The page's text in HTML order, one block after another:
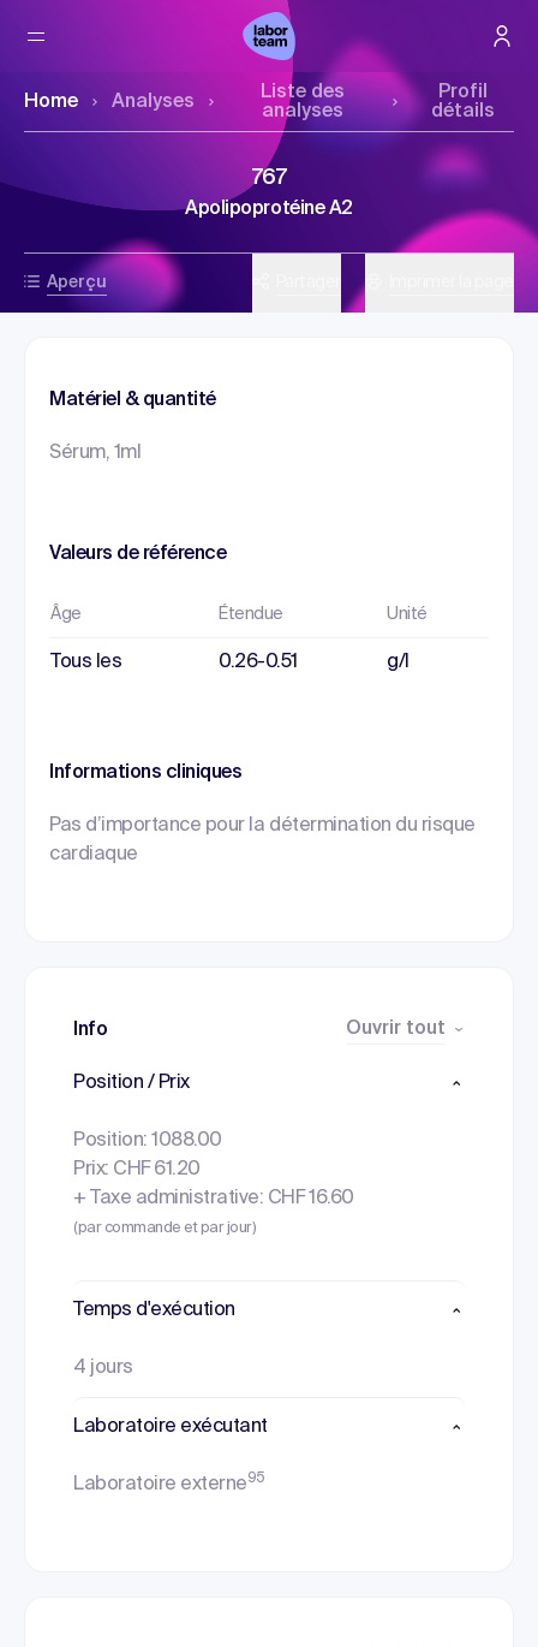
Home Analyses
Liste des
analyses
Profil
détails
Aperçu
767
Apolipoprotéine A2
Matériel & quantité
Sérum, 1ml
Valeurs de référence
Âge Étendue Unité
Tous les 0.26-0.51 g/l
Informations cliniques
Pas d’importance pour la détermination du risque
cardiaque
Info Ouvrir tout
Position / Prix
Position: 1088.00
Prix: CHF 61.20
+ Taxe administrative: CHF 16.60
(par commande et par jour)
Temps d'exécution
4 jours
Laboratoire exécutant
Laboratoire externe95